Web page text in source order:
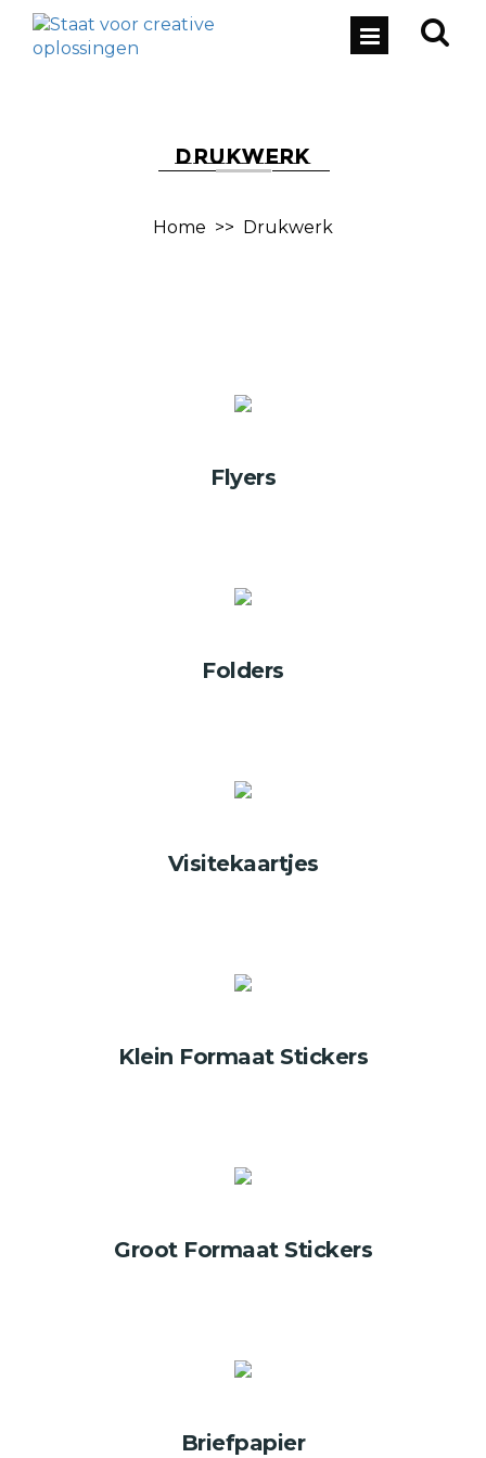
DRUKWERK
Home >> Drukwerk
Flyers
Folders
Visitekaartjes
Klein Formaat Stickers
Groot Formaat Stickers
Briefpapier